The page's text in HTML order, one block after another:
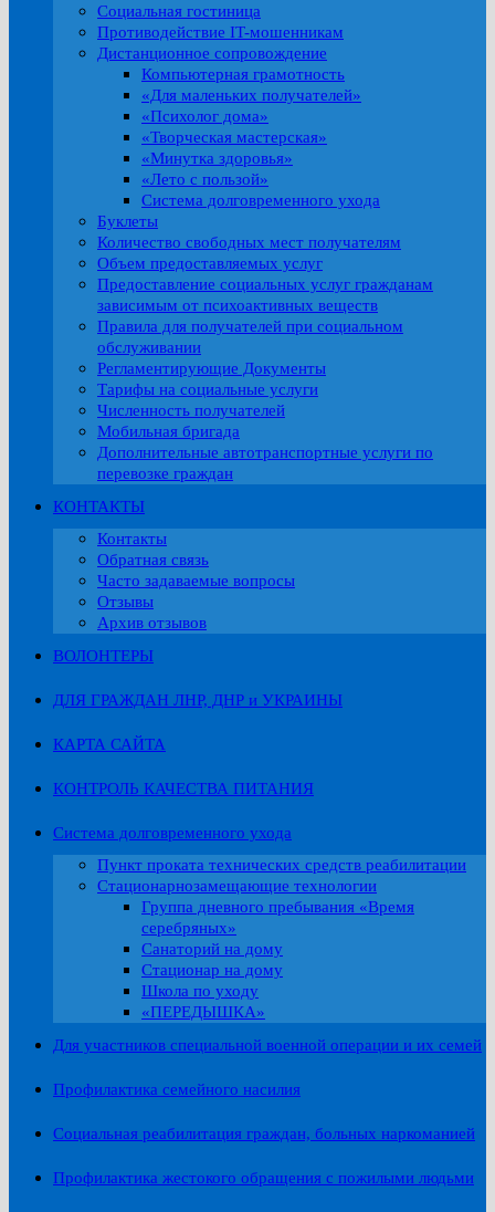
Социальная гостиница
Противодействие IT-мошенникам
Дистанционное сопровождение
Компьютерная грамотность
«Для маленьких получателей»
«Психолог дома»
«Творческая мастерская»
«Минутка здоровья»
«Лето с пользой»
Система долговременного ухода
Буклеты
Количество свободных мест получателям
Объем предоставляемых услуг
Предоставление социальных услуг гражданам
зависимым от психоактивных веществ
Правила для получателей при социальном
обслуживании
Регламентирующие Документы
Тарифы на социальные услуги
Численность получателей
Мобильная бригада
Дополнительные автотранспортные услуги по
перевозке граждан
КОНТАКТЫ
Контакты
Обратная связь
Часто задаваемые вопросы
Отзывы
Архив отзывов
ВОЛОНТЕРЫ
ДЛЯ ГРАЖДАН ЛНР, ДНР и УКРАИНЫ
КАРТА САЙТА
КОНТРОЛЬ КАЧЕСТВА ПИТАНИЯ
Система долговременного ухода
Пункт проката технических средств реабилитации
Стационарнозамещающие технологии
Группа дневного пребывания «Время
серебряных»
Санаторий на дому
Стационар на дому
Школа по уходу
«ПЕРЕДЫШКА»
Для участников специальной военной операции и их семей
Профилактика семейного насилия
Социальная реабилитация граждан, больных наркоманией
Профилактика жестокого обращения с пожилыми людьми